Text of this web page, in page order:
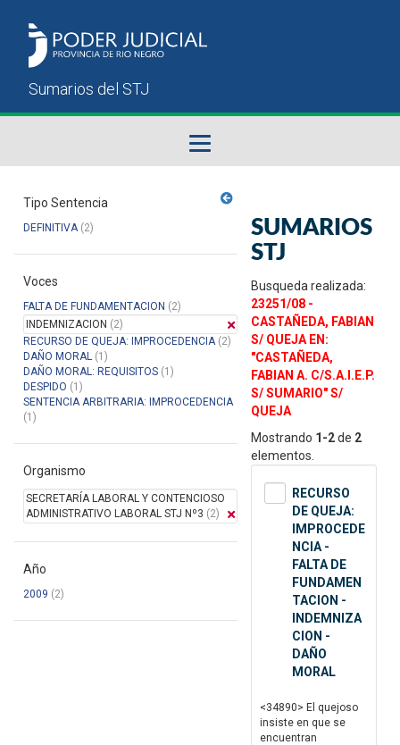
Sumarios del STJ
Manual del Usuario
Tipo Sentencia
DEFINITIVA(2)
Voces
FALTA DE FUNDAMENTACION (2)
INDEMNIZACION (2)
RECURSO DE QUEJA: IMPROCEDENCIA(2)
DAÑO MORAL (1)
DAÑO MORAL: REQUISITOS (1)
DESPIDO (1)
SENTENCIA ARBITRARIA: IMPROCEDENCIA
(1)
Organismo
SECRETARÍA LABORAL Y CONTENCIOSO
ADMINISTRATIVO LABORAL STJ Nº3 (2)
Año
2009 (2)
SUMARIOS
STJ
Busqueda realizada:
23251/08 -
CASTAÑEDA, FABIAN
S/ QUEJA EN:
"CASTAÑEDA,
FABIAN A. C/S.A.I.E.P.
S/ SUMARIO" S/
QUEJA
Mostrando 1-2de 2
elementos.
RECURSO
DE QUEJA:
IMPROCEDE
NCIA -
FALTA DE
FUNDAMEN
TACION -
INDEMNIZA
CION -
DAÑO
MORAL
<34890> El quejoso
insiste en que se
encuentran